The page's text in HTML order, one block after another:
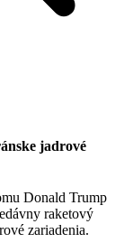
jadrové
Donald Trump
raketový
zariadenia.